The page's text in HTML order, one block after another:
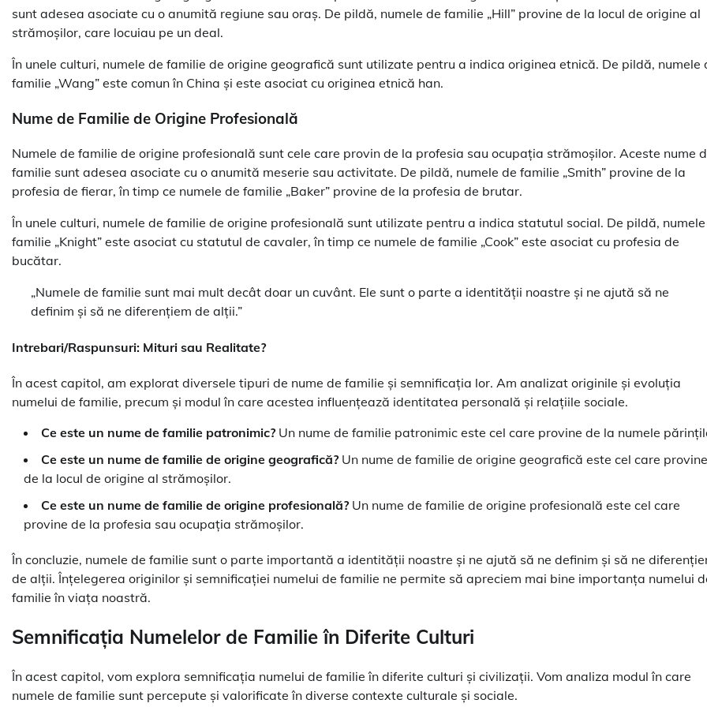
sunt adesea asociate cu o anumită regiune sau oraș. De pildă, numele de familie „Hill” provine de la locul de origine al
strămoșilor, care locuiau pe un deal.
În unele culturi, numele de familie de origine geografică sunt utilizate pentru a indica originea etnică. De pildă, numele
familie „Wang” este comun în China și este asociat cu originea etnică han.
Nume de Familie de Origine Profesională
Numele de familie de origine profesională sunt cele care provin de la profesia sau ocupația strămoșilor. Aceste nume
familie sunt adesea asociate cu o anumită meserie sau activitate. De pildă, numele de familie „Smith” provine de la
profesia de fierar, în timp ce numele de familie „Baker” provine de la profesia de brutar.
În unele culturi, numele de familie de origine profesională sunt utilizate pentru a indica statutul social. De pildă,
familie „Knight” este asociat cu statutul de cavaler, în timp ce numele de familie „Cook” este asociat cu profesia de
bucătar.
„Numele de familie sunt mai mult decât doar un cuvânt. Ele sunt o parte a identității noastre și ne ajută să ne
definim și să ne diferențiem de alții.”
Intrebari/Raspunsuri: Mituri sau Realitate?
În acest capitol, am explorat diversele tipuri de nume de familie și semnificația lor. Am analizat originile și evoluția
numelui de familie, precum și modul în care acestea influențează identitatea personală și relațiile sociale.
Ce este un nume de familie patronimic?Un nume de familie patronimic este cel care provine de la numele
Ce este un nume de familie de origine geografică?Un nume de familie de origine geografică este cel care provine
de la locul de origine al strămoșilor.
Ce este un nume de familie de origine profesională?Un nume de familie de origine profesională este cel care
provine de la profesia sau ocupația strămoșilor.
În concluzie, numele de familie sunt o parte importantă a identității noastre și ne ajută să ne definim și să ne
de alții. Înțelegerea originilor și semnificației numelui de familie ne permite să apreciem mai bine importanța numelui
familie în viața noastră.
Semnificația Numelelor de Familie în Diferite Culturi
În acest capitol, vom explora semnificația numelui de familie în diferite culturi și civilizații. Vom analiza modul în care
numele de familie sunt percepute și valorificate în diverse contexte culturale și sociale.